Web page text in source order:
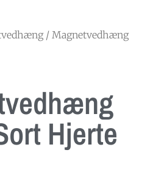
/ Magnetvedhæng
Hjerte